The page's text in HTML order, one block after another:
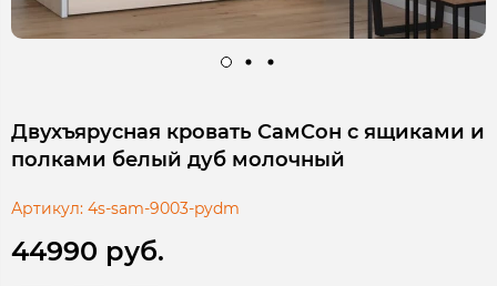
Двухъярусная кровать СамСон с ящиками и
полками белый дуб молочный
Артикул: 4s-sam-9003-pydm
44990 руб.